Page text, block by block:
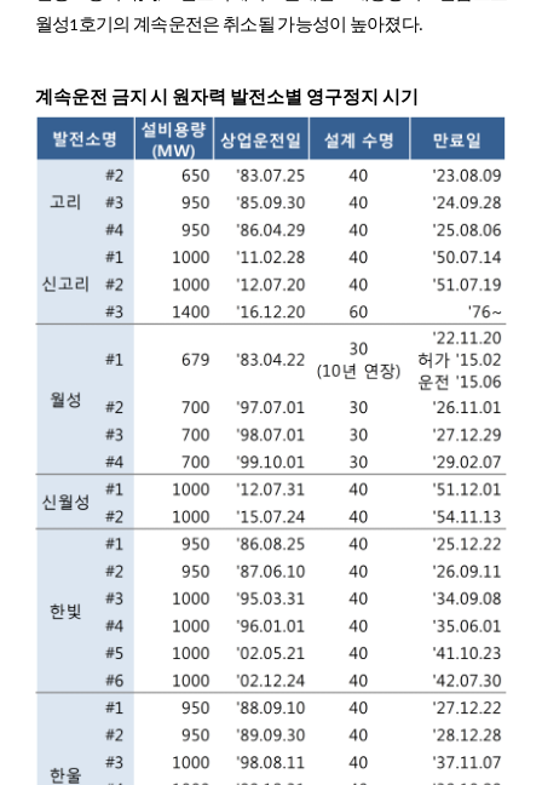
월성1호기의 계속운전은 취소될 가능성이 높아졌다.
계속운전 금지 시 원자력 발전소별 영구정지 시기